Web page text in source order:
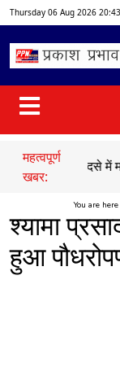
Thursday 06 Aug 2026
महत्वपूर्ण
खबर:
सड़क हादसे में माफिया
You are here
श्यामा
हुआ